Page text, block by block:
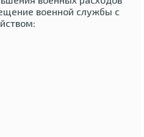
военной службы с